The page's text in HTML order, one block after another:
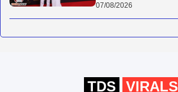
07/08/2026
TDS VIRALS